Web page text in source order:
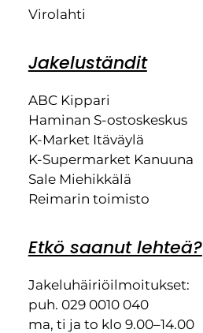
Virolahti
Jakeluständit
ABC Kippari
Haminan S-ostoskeskus
K-Market Itäväylä
K-Supermarket Kanuuna
Sale Miehikkälä
Reimarin toimisto
Etkö saanut lehteä?
Jakeluhäiriöilmoitukset:
puh. 029 0010 040
ma, ti ja to klo 9.00–14.00